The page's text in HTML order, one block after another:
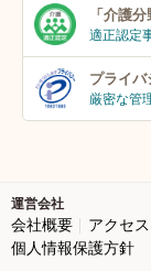
「介護分
適正認定
プライバ
厳密な管
運営会社
会社概要 アクセス
個人情報保護方針